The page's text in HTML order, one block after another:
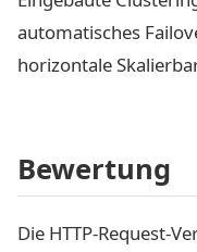
automatisches
horizontale
Bewertung
Die HTTP-Request-